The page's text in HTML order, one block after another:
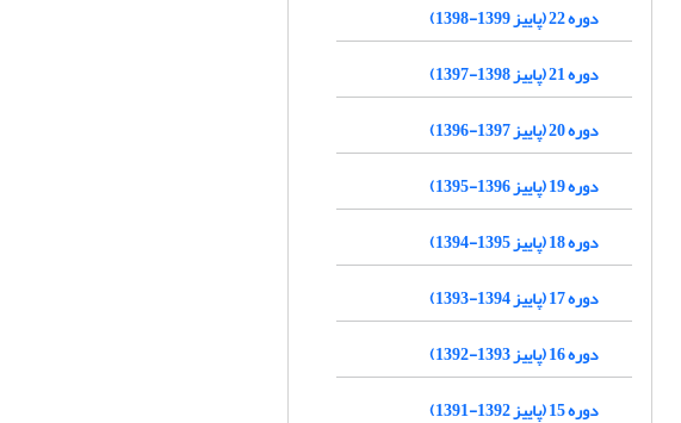
دوره 22 (پاییز 1399-1398)
دوره 21 (پاییز 1398-1397)
دوره 20 (پاییز 1397-1396)
دوره 19 (پاییز 1396-1395)
دوره 18 (پاییز 1395-1394)
دوره 17 (پاییز 1394-1393)
دوره 16 (پاییز 1393-1392)
دوره 15 (پاییز 1392-1391)